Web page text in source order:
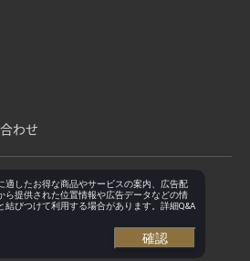
わせ
適したお得な商品やサービスの案内、広告配
ら提供された位置情報や広告データなどの情
結びつけて利用する場合があります。詳細Q&A
確認